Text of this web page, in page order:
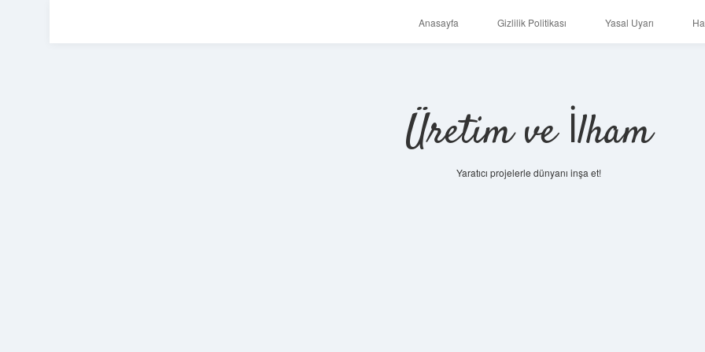
Anasayfa Gizlilik Politikası Yasal Uyarı
Üretim ve İlham
Yaratıcı projelerle dünyanı inşa et!